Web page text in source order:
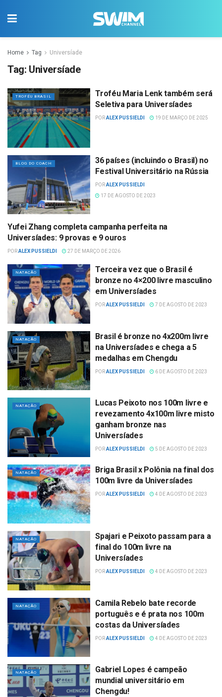
Home Tag Universíade
Tag: Universíade
TROFÉU BRASIL
Troféu Maria Lenk também será
Seletiva para Universíades
PORALEX PUSSIELDI 19 DE MARÇO DE 2025
BLOG DO COACH
36 países (incluindo o Brasil) no
Festival Universitário na Rússia
PORALEX PUSSIELDI
17 DE AGOSTO DE 2023
NATAÇÃO
Yufei Zhang completa campanha perfeita na
Universíades: 9 provas e 9 ouros
PORALEX PUSSIELDI 27 DE MARÇO DE 2026
NATAÇÃO
Terceira vez que o Brasil é
bronze no 4×200 livre masculino
em Universíades
PORALEX PUSSIELDI 7 DE AGOSTO DE 2023
NATAÇÃO
Brasil é bronze no 4x200m livre
na Universíades e chega a 5
medalhas em Chengdu
PORALEX PUSSIELDI 6 DE AGOSTO DE 2023
NATAÇÃO
Lucas Peixoto nos 100m livre e
revezamento 4x100m livre misto
ganham bronze nas
Universíades
PORALEX PUSSIELDI 5 DE AGOSTO DE 2023
NATAÇÃO
Briga Brasil x Polônia na final dos
100m livre da Universíades
PORALEX PUSSIELDI 4 DE AGOSTO DE 2023
NATAÇÃO
Spajari e Peixoto passam para a
final do 100m livre na
Universíades
PORALEX PUSSIELDI 4 DE AGOSTO DE 2023
NATAÇÃO
Camila Rebelo bate recorde
português e é prata nos 100m
costas da Universíades
PORALEX PUSSIELDI 4 DE AGOSTO DE 2023
NATAÇÃO
Gabriel Lopes é campeão
mundial universitário em
Chengdu!